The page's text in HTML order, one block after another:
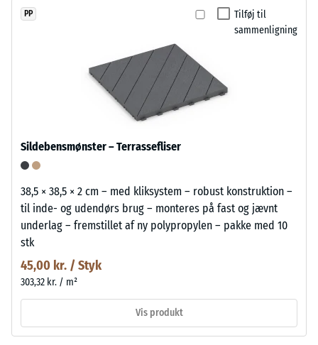
Tilføj til
sammenligning
PP
Sildebensmønster – Terrassefliser
38,5 × 38,5 × 2 cm – med kliksystem – robust konstruktion –
til inde- og udendørs brug – monteres på fast og jævnt
underlag – fremstillet af ny polypropylen – pakke med 10
stk
45,00 kr. / Styk
303,32 kr. / m²
Vis produkt